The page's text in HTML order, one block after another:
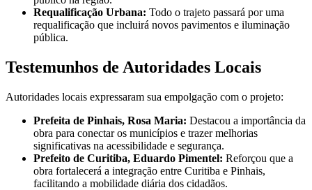
Requalificação Urbana: Todo o trajeto passará por uma
requalificação que incluirá novos pavimentos e iluminação
pública.
Testemunhos de Autoridades Locais
Autoridades locais expressaram sua empolgação com o projeto:
Prefeita de Pinhais, Rosa Maria: Destacou a importância da
obra para conectar os municípios e trazer melhorias
significativas na acessibilidade e segurança.
Prefeito de Curitiba, Eduardo Pimentel: Reforçou que a
obra fortalecerá a integração entre Curitiba e Pinhais,
facilitando a mobilidade diária dos cidadãos.